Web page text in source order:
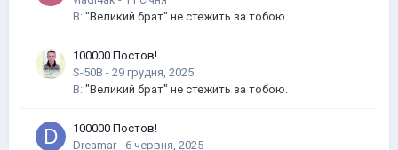
В: "Великий брат" не стежить за тобою.
100000 Постов!
S-50B -
В: "Великий брат" не стежить за тобою.
100000 Постов!
Dreamar -